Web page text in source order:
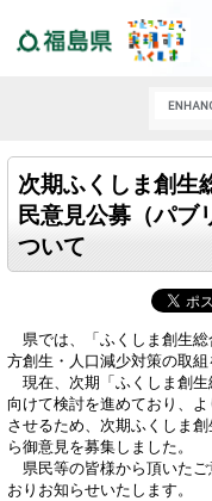
次期ふくしま創生
民意見公募（パブ
ついて
県では、「ふくしま創生総
方創生・人口減少対策の取組
現在、次期「ふくしま創生
向けて検討を進めており、
させるため、次期ふくしま
ら御意見を募集しました。
県民等の皆様から頂いたご
おりお知らせいたします。